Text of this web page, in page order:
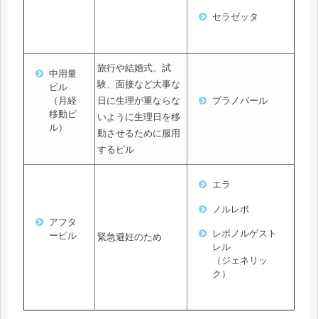
セラゼッタ
中用量
ピル
（月経
移動ピ
ル）
旅行や結婚式、試
験、面接など大事な
日に生理が重ならな
いように生理日を移
動させるために服用
するピル
プラノバール
アフタ
ーピル
緊急避妊のため
エラ
ノルレボ
レボノルゲスト
レル
（ジェネリッ
ク）